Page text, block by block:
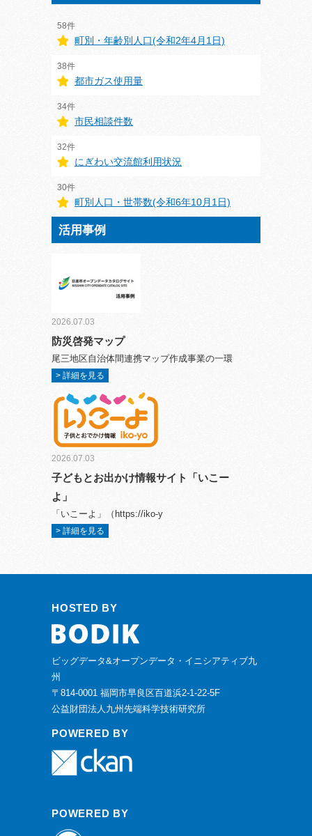
58件
町別・年齢別人口(令和2年4月1日)
38件
都市ガス使用量
34件
市民相談件数
32件
にぎわい交流館利用状況
30件
町別人口・世帯数(令和6年10月1日)
活用事例
2026.07.03
防災啓発マップ
尾三地区自治体間連携マップ作成事業の一環
> 詳細を見る
2026.07.03
子どもとお出かけ情報サイト「いこー
よ」
「いこーよ」（https://iko-y
> 詳細を見る
HOSTED BY
ビッグデータ&オープンデータ・イニシアティブ九
州
〒814-0001 福岡市早良区百道浜2-1-22-5F
公益財団法人九州先端科学技術研究所
POWERED BY
POWERED BY